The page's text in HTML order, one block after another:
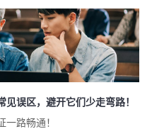
误区，避开它们少走弯路！
路畅通！